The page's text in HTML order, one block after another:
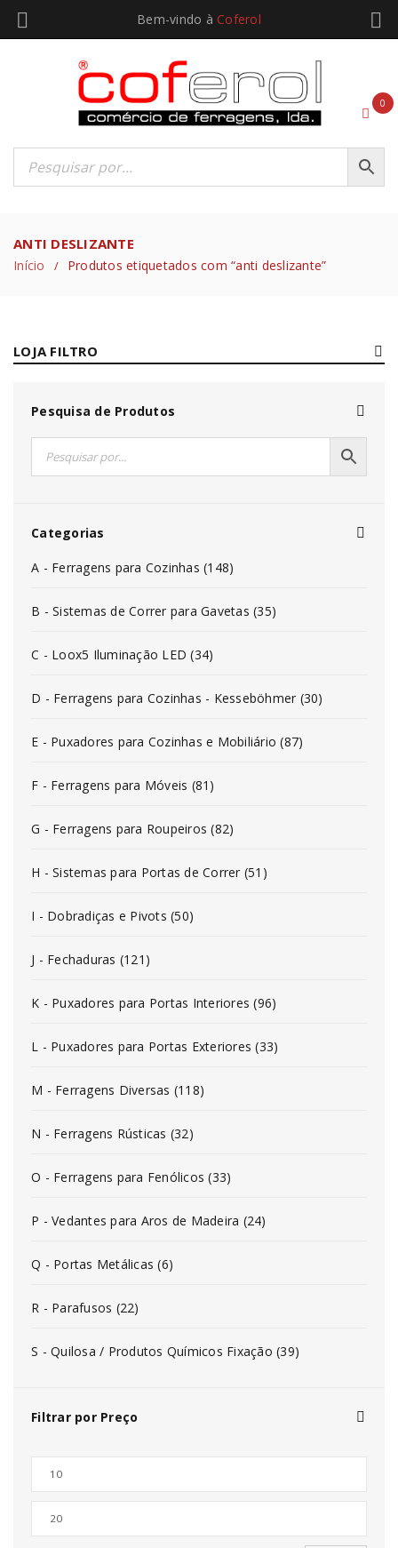
Bem-vindo à Coferol
0
ANTI DESLIZANTE
Início / Produtos etiquetados com “anti deslizante”
LOJA FILTRO
Pesquisa de Produtos
Categorias
A - Ferragens para Cozinhas (148)
B - Sistemas de Correr para Gavetas (35)
C - Loox5 Iluminação LED (34)
D - Ferragens para Cozinhas - Kesseböhmer (30)
E - Puxadores para Cozinhas e Mobiliário (87)
F - Ferragens para Móveis (81)
G - Ferragens para Roupeiros (82)
H - Sistemas para Portas de Correr (51)
I - Dobradiças e Pivots (50)
J - Fechaduras (121)
K - Puxadores para Portas Interiores (96)
L - Puxadores para Portas Exteriores (33)
M - Ferragens Diversas (118)
N - Ferragens Rústicas (32)
O - Ferragens para Fenólicos (33)
P - Vedantes para Aros de Madeira (24)
Q - Portas Metálicas (6)
R - Parafusos (22)
S - Quilosa / Produtos Químicos Fixação (39)
Filtrar por Preço